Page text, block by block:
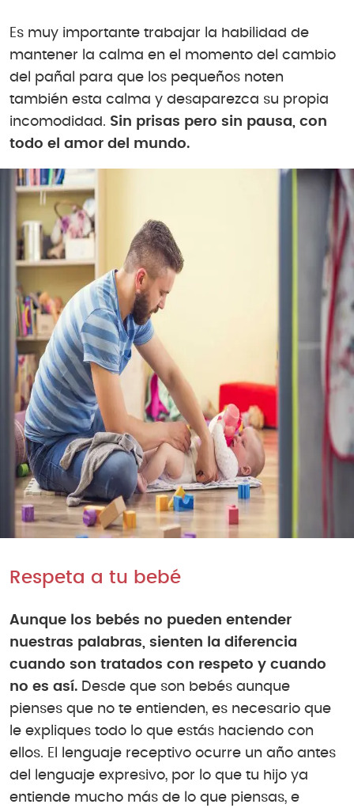
Es muy importante trabajar la habilidad de
mantener la calma en el momento del cambio
del pañal para que los pequeños noten
también esta calma y desaparezca su propia
incomodidad. Sin prisas pero sin pausa, con
todo el amor del mundo.
Respeta a tu bebé
Aunque los bebés no pueden entender
nuestras palabras, sienten la diferencia
cuando son tratados con respeto y cuando
no es así. Desde que son bebés aunque
pienses que no te entienden, es necesario que
le expliques todo lo que estás haciendo con
ellos. El lenguaje receptivo ocurre un año antes
del lenguaje expresivo, por lo que tu hijo ya
entiende mucho más de lo que piensas, e